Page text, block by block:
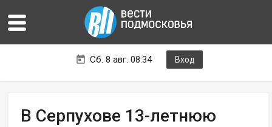
Сб. 8 авг. 08:34 Вход
В Серпухове 13-летнюю